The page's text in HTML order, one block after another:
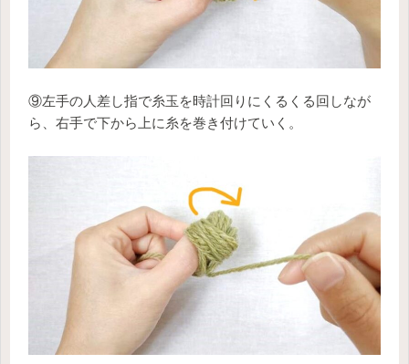
⑨左手の人差し指で糸玉を時計回りにくるくる回しなが
ら、右手で下から上に糸を巻き付けていく。